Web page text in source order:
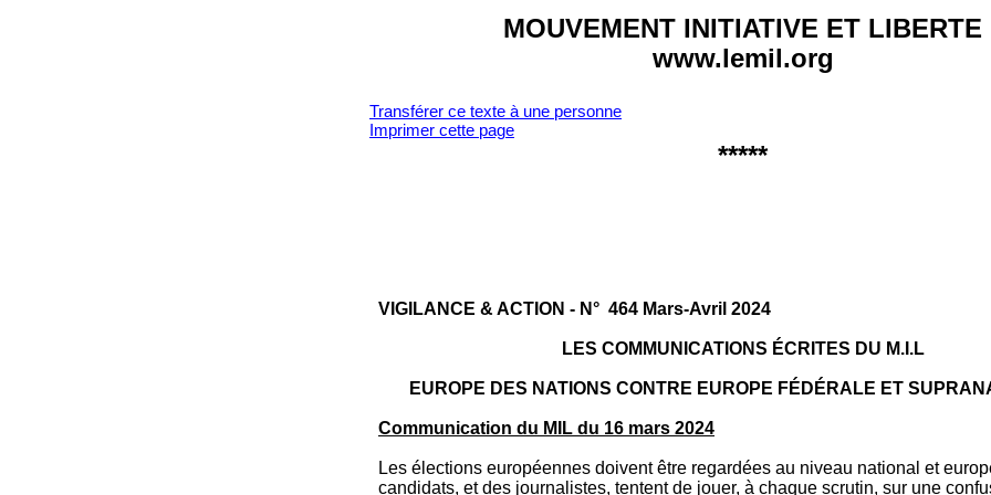
MOUVEMENT INITIATIVE ET LIBERTE
www.lemil.org
Transférer ce texte à une personne
Imprimer cette page
*****
VI­GILANCE & AC­TION - N° 464 Mars-Avril 2024
LES COMMUNICATIONS ÉCRITES DU M.I.L
EUROPE DES NATIONS CONTRE EUROPE FÉDÉRALE ET
Communication du MIL du 16 mars 2024
Les élections européennes doivent être regardées au niveau national et
candidats, et des journalistes, tentent de jouer, à chaque scrutin, sur une